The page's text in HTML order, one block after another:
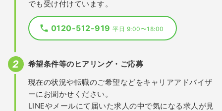
でも受け付けています。
0120-512-919平日 9:00〜18:00
希望条件等のヒアリング・ご応募
現在の状況や転職のご希望などをキャリアアドバイザ
ーにお聞かせください。
LINEやメールにて届いた求人の中で気になる求人が見